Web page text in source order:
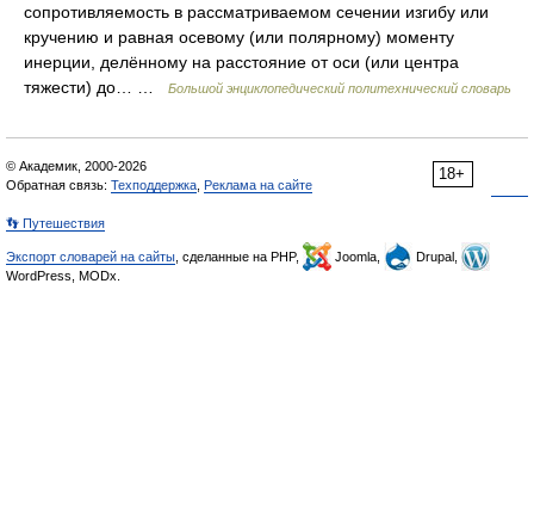
сопротивляемость в рассматриваемом сечении изгибу или
кручению и равная осевому (или полярному) моменту
инерции, делённому на расстояние от оси (или центра
тяжести) до… …
Большой энциклопедический политехнический словарь
18+
© Академик, 2000-2026
Обратная связь: Техподдержка Реклама на сайте
👣 Путешествия
Экспорт словарей на сайты , сделанные на PHP, Joomla,
Drupal,
WordPress, MODx.